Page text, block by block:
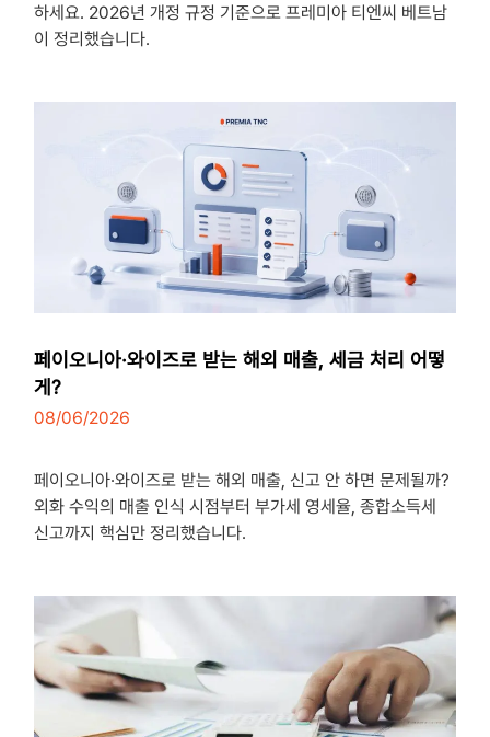
하세요. 2026년 개정 규정 기준으로 프레미아 티엔씨 베트남
이 정리했습니다.
페이오니아·와이즈로 받는 해외 매출, 세금 처리 어떻
게?
08/06/2026
페이오니아·와이즈로 받는 해외 매출, 신고 안 하면 문제될까?
외화 수익의 매출 인식 시점부터 부가세 영세율, 종합소득세
신고까지 핵심만 정리했습니다.